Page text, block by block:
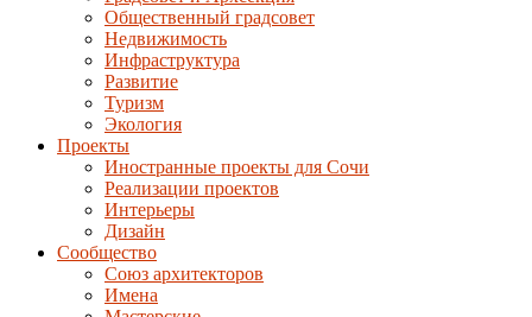
Общественный градсовет
Недвижимость
Инфраструктура
Развитие
Туризм
Экология
Проекты
Иностранные проекты для Сочи
Реализации проектов
Интерьеры
Дизайн
Сообщество
Союз архитекторов
Имена